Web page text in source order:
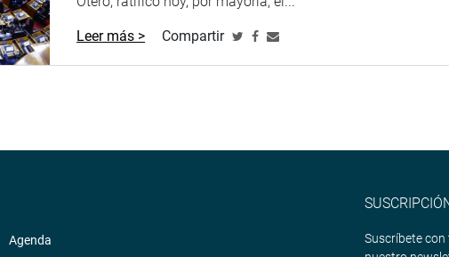
Leer más > Compartir
Agenda
Suscríbete con